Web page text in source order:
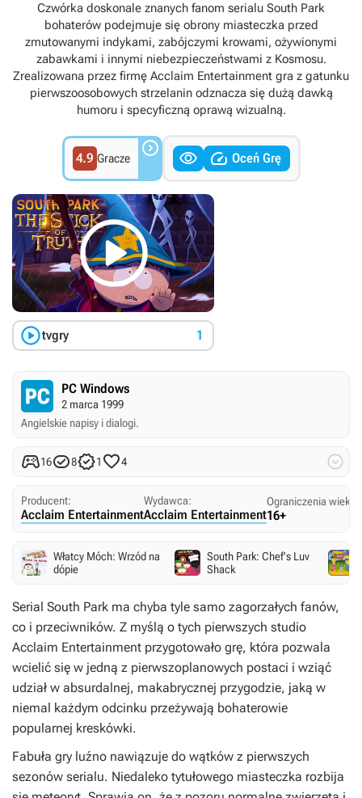
Czwórka doskonale znanych fanom serialu South Park
bohaterów podejmuje się obrony miasteczka przed
zmutowanymi indykami, zabójczymi krowami, ożywionymi
zabawkami i innymi niebezpieczeństwami z Kosmosu.
Zrealizowana przez firmę Acclaim Entertainment gra z gatunku
pierwszoosobowych strzelanin odznacza się dużą dawką
humoru i specyficzną oprawą wizualną.
4.9 Gracze    Oceń Grę

tvgry 1
PC Windows
2 marca 1999
Angielskie napisy i dialogi.
1681 4 
Producent:
Acclaim Entertainment
Wydawca:
Acclaim Entertainment
Ograniczenia
16+
Włatcy Móch: Wrzód na
dópie
South Park: Chef's Luv
Shack
Serial South Park ma chyba tyle samo zagorzałych fanów,
co i przeciwników. Z myślą o tych pierwszych studio
Acclaim Entertainment przygotowało grę, która pozwala
wcielić się w jedną z pierwszoplanowych postaci i wziąć
udział w absurdalnej, makabrycznej przygodzie, jaką w
niemal każdym odcinku przeżywają bohaterowie
popularnej kreskówki.
Fabuła gry luźno nawiązuje do wątków z pierwszych
sezonów serialu. Niedaleko tytułowego miasteczka rozbija